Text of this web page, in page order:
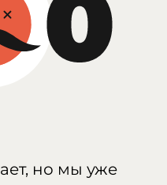
но мы уже